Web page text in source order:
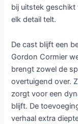
bij uitstek geschikt
elk detail telt.
De cast blijft een
Gordon Cormier
brengt zowel de
overtuigend over.
zorgt voor een
blijft. De
verhaal extra